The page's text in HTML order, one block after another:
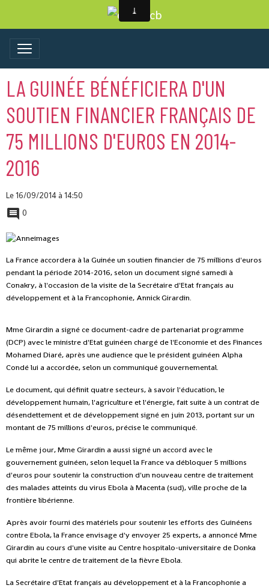
LA GUINÉE BÉNÉFICIERA D'UN
SOUTIEN FINANCIER FRANÇAIS DE
75 MILLIONS D'EUROS EN 2014-
2016
Le 16/09/2014à 14:50
0
La France accordera à la Guinée un soutien financier de 75 millions d'euros
pendant la période 2014-2016, selon un document signé samedi à
Conakry, à l'occasion de la visite de la Secrétaire d'Etat français au
développement et à la Francophonie, Annick Girardin.
Mme Girardin a signé ce document-cadre de partenariat programme
(DCP) avec le ministre d'Etat guinéen chargé de l'Economie et des Finances
Mohamed Diaré, après une audience que le président guinéen Alpha
Condé lui a accordée, selon un communiqué gouvernemental.
Le document, qui définit quatre secteurs, à savoir l'éducation, le
développement humain, l'agriculture et l'énergie, fait suite à un contrat de
désendettement et de développement signé en juin 2013, portant sur un
montant de 75 millions d'euros, précise le communiqué.
Le même jour, Mme Girardin a aussi signé un accord avec le
gouvernement guinéen, selon lequel la France va débloquer 5 millions
d'euros pour soutenir la construction d'un nouveau centre de traitement
des malades atteints du virus Ebola à Macenta (sud), ville proche de la
frontière libérienne.
Après avoir fourni des matériels pour soutenir les efforts des Guinéens
contre Ebola, la France envisage d'y envoyer 25 experts, a annoncé Mme
Girardin au cours d'une visite au Centre hospitalo-universitaire de Donka
qui abrite le centre de traitement de la fièvre Ebola.
La Secrétaire d'Etat français au développement et à la Francophonie a